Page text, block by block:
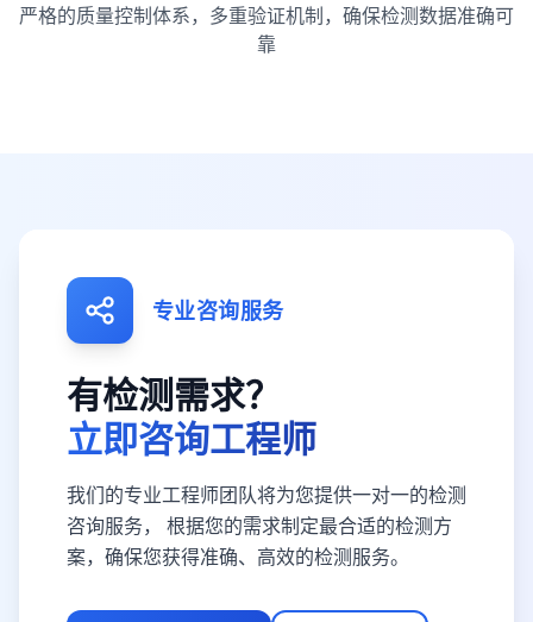
严格的质量控制体系，多重验证机制，确保检测数据准确可
靠
专业咨询服务
有检测需求？
立即咨询工程师
我们的专业工程师团队将为您提供一对一的检测
咨询服务， 根据您的需求制定最合适的检测方
案，确保您获得准确、高效的检测服务。